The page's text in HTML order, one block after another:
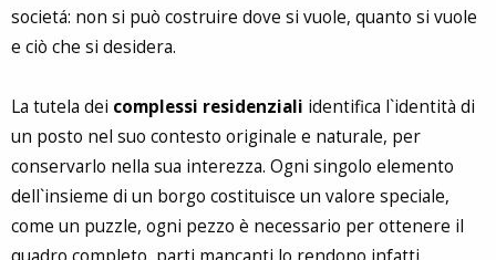
societá: non si può costruire dove si vuole, quanto si vuole
e ciò che si desidera.
La tutela dei complessi residenziali identifica l`identità di
un posto nel suo contesto originale e naturale, per
conservarlo nella sua interezza. Ogni singolo elemento
dell`insieme di un borgo costituisce un valore speciale,
come un puzzle, ogni pezzo è necessario per ottenere il